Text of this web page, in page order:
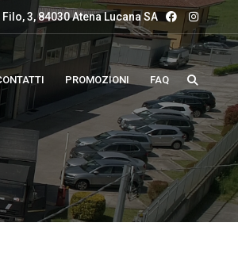
3, 84030 Atena Lucana SA
PROMOZIONI FAQ